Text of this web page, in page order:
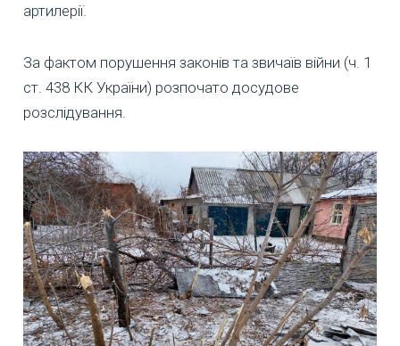
артилерії.
За фактом порушення законів та звичаїв війни (ч. 1
ст. 438 КК України) розпочато досудове
розслідування.